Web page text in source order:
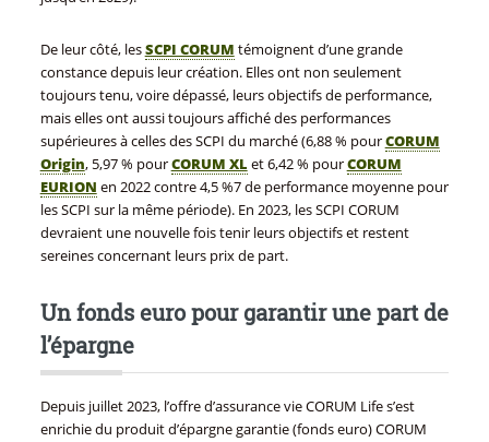
De leur côté, lesSCPI CORUM témoignent d’une grande
constance depuis leur création. Elles ont non seulement
toujours tenu, voire dépassé, leurs objectifs de performance,
mais elles ont aussi toujours affiché des performances
supérieures à celles des SCPI du marché (6,88 % pourCORUM
Origin, 5,97 % pourCORUM XL et 6,42 % pourCORUM
EURION en 2022 contre 4,5 %7 de performance moyenne pour
les SCPI sur la même période). En 2023, les SCPI CORUM
devraient une nouvelle fois tenir leurs objectifs et restent
sereines concernant leurs prix de part.
Un fonds euro pour garantir une part de
l’épargne
Depuis juillet 2023, l’offre d’assurance vie CORUM Life s’est
enrichie du produit d’épargne garantie (fonds euro) CORUM